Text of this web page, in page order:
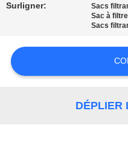
CONTACTEZ-
NOUVELLES
DEMANDEZ
Surligner: Sacs
Sac à
Sacs
DÉPLIER